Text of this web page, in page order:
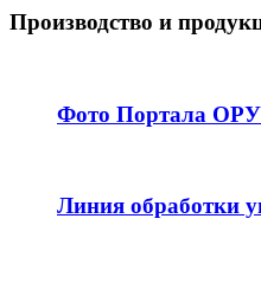
Производство и
Фото Портала ОРУ
Линия обработки